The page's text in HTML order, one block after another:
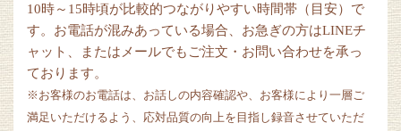
10時～15時頃が比較的つながりやすい時間帯（目安）で
す。お電話が混みあっている場合、お急ぎの方はLINEチ
ャット、またはメールでもご注文・お問い合わせを承っ
ております。
※お客様のお電話は、お話しの内容確認や、お客様により一層ご
満足いただけるよう、応対品質の向上を目指し録音させていただ